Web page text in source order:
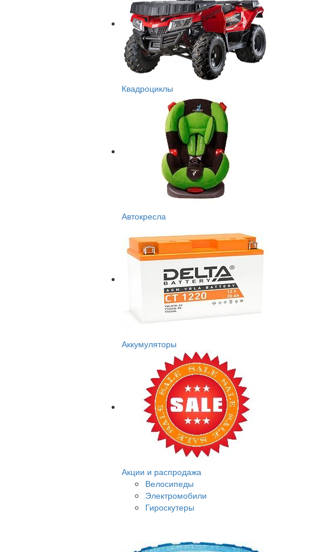
Квадроциклы
Автокресла
Аккумуляторы
Акции и распродажа
Велосипеды
Электромобили
Гироскутеры